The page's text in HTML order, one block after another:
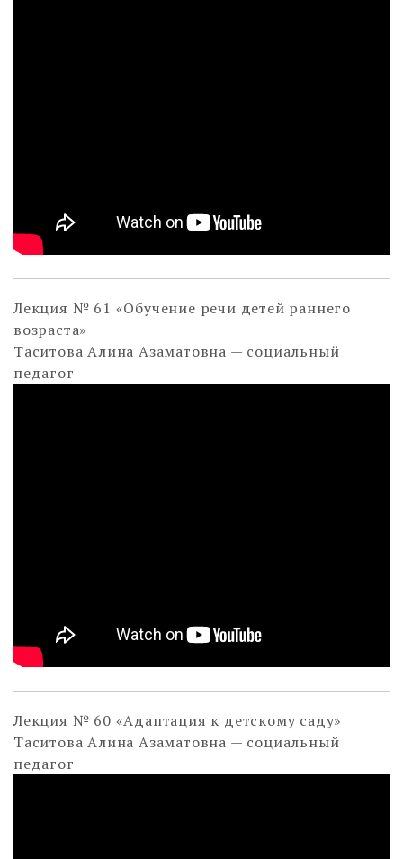
Лекция № 61 «Обучение речи детей раннего
возраста»
Таситова Алина Азаматовна — социальный
педагог
Лекция № 60 «Адаптация к детскому саду»
Таситова Алина Азаматовна — социальный
педагог